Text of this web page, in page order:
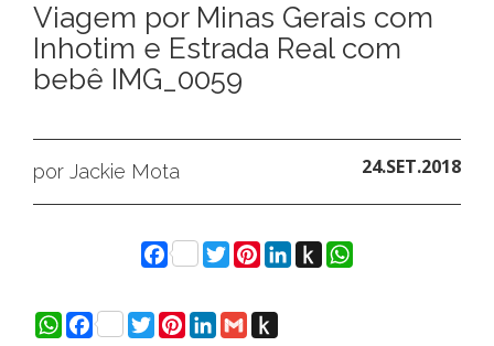
Viagem por Minas Gerais com
Inhotim e Estrada Real com
bebê IMG_0059
por Jackie Mota 24.SET.2018
Facebook
Twitter
Pinterest
LinkedIn
Push
to
WhatsApp
WhatsApp
Facebook
Twitter
Pinterest
LinkedIn
GmailPush